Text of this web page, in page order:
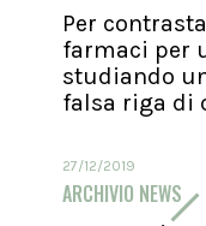
Per
farmaci per
studiando
falsa riga di
27/12/2019
ARCHIVIO NEWS